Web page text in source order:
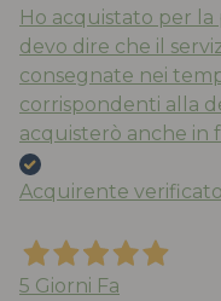
Ho acquistato per
devo dire che il
consegnate nei
corrispondenti alla
acquisterò anche in
Acquirente verificato
5 Giorni Fa